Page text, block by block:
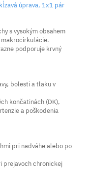
úprava, 1x1 pár
s vysokým obsahem
makrocirkulácie.
podporuje krvný
bolesti a tlaku v
končatinách (DK),
a poškodenia
pri nadváhe alebo po
prejavoch chronickej